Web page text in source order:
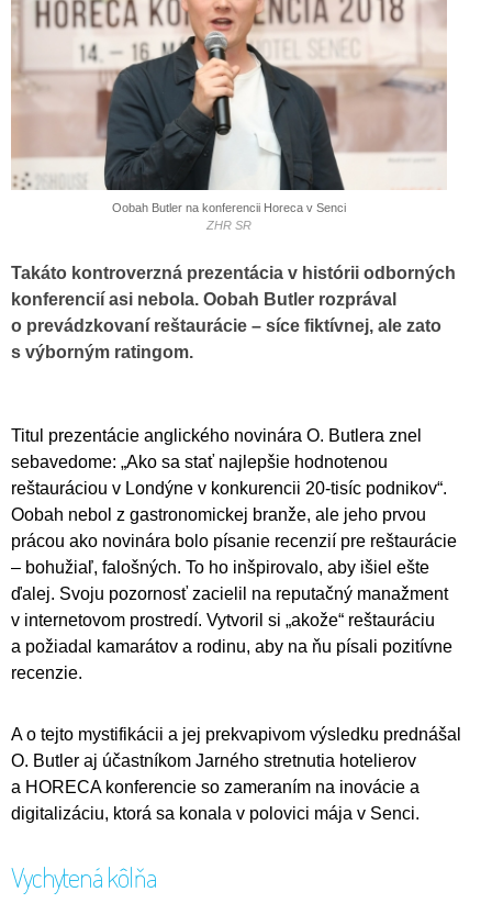
Oobah Butler na konferencii Horeca v Senci
ZHR SR
Takáto kontroverzná prezentácia v histórii odborných
konferencií asi nebola. Oobah Butler rozprával
o prevádzkovaní reštaurácie – síce fiktívnej, ale zato
s výborným ratingom.
Titul prezentácie anglického novinára O. Butlera znel
sebavedome: „Ako sa stať najlepšie hodnotenou
reštauráciou v Londýne v konkurencii 20-tisíc podnikov“.
Oobah nebol z gastronomickej branže, ale jeho prvou
prácou ako novinára bolo písanie recenzií pre reštaurácie
– bohužiaľ, falošných. To ho inšpirovalo, aby išiel ešte
ďalej. Svoju pozornosť zacielil na reputačný manažment
v internetovom prostredí. Vytvoril si „akože“ reštauráciu
a požiadal kamarátov a rodinu, aby na ňu písali pozitívne
recenzie.
A o tejto mystifikácii a jej prekvapivom výsledku prednášal
O. Butler aj účastníkom Jarného stretnutia hotelierov
a HORECA konferencie so zameraním na inovácie a
digitalizáciu, ktorá sa konala v polovici mája v Senci.
Vychytená kôlňa